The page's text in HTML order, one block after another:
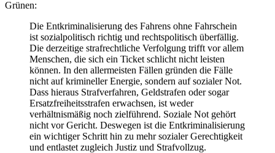
Grünen:
Die Entkriminalisierung des Fahrens ohne Fahrschein
ist sozialpolitisch richtig und rechtspolitisch überfällig.
Die derzeitige strafrechtliche Verfolgung trifft vor allem
Menschen, die sich ein Ticket schlicht nicht leisten
können. In den allermeisten Fällen gründen die Fälle
nicht auf krimineller Energie, sondern auf sozialer Not.
Dass hieraus Strafverfahren, Geldstrafen oder sogar
Ersatzfreiheitsstrafen erwachsen, ist weder
verhältnismäßig noch zielführend. Soziale Not gehört
nicht vor Gericht. Deswegen ist die Entkriminalisierung
ein wichtiger Schritt hin zu mehr sozialer Gerechtigkeit
und entlastet zugleich Justiz und Strafvollzug.